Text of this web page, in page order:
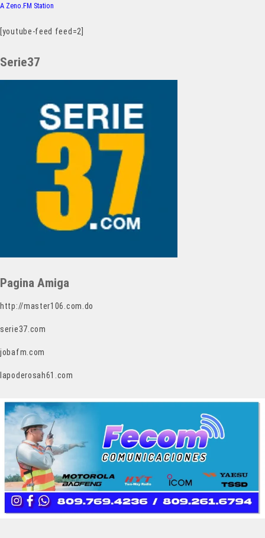
A Zeno.FM Station
[youtube-feed feed=2]
Serie37
Pagina Amiga
http://master106.com.do
serie37.com
jobafm.com
lapoderosah61.com